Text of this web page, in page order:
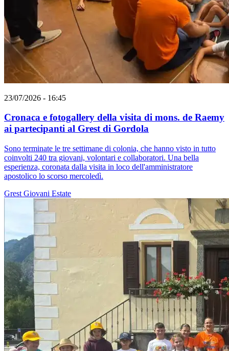
23/07/2026 - 16:45
Cronaca e fotogallery della visita di mons. de Raemy
ai partecipanti al Grest di Gordola
Sono terminate le tre settimane di colonia, che hanno visto in tutto
coinvolti 240 tra giovani, volontari e collaboratori. Una bella
esperienza, coronata dalla visita in loco dell'amministratore
apostolico lo scorso mercoledì.
Grest Giovani Estate